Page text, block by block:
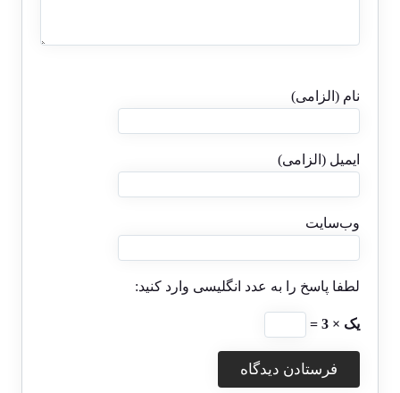
نام (الزامی)
ایمیل (الزامی)
وب‌سایت
لطفا پاسخ را به عدد انگلیسی وارد کنید:
یک × 3 =